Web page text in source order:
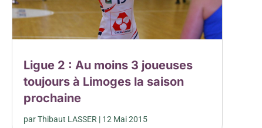
Ligue 2 : Au moins 3 joueuses
toujours à Limoges la saison
prochaine
parThibaut LASSER| 12 Mai 2015